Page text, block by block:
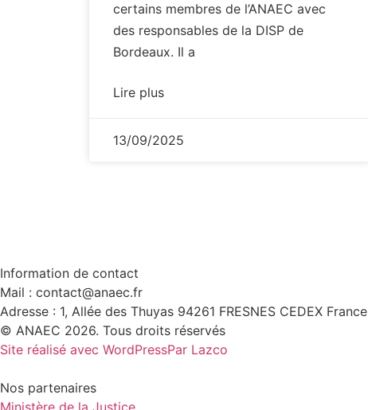
certains membres de l’ANAEC avec
des responsables de la DISP de
Bordeaux. Il a
Lire plus
13/09/2025
Information de contact
Mail : contact@anaec.fr
Adresse : 1, Allée des Thuyas 94261 FRESNES CEDEX France
© ANAEC 2026. Tous droits réservés
Site réalisé avec WordPressPar Lazco
Nos partenaires